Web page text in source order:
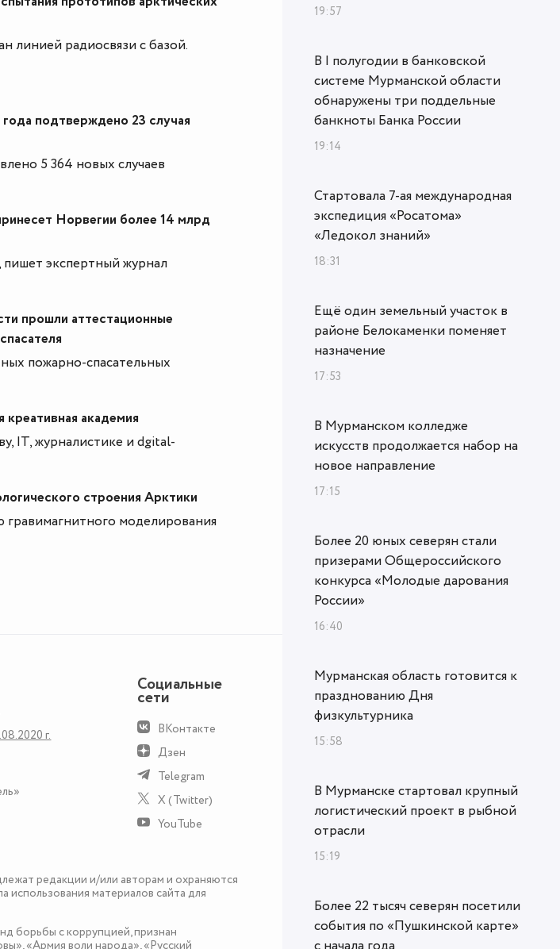
линией радиосвязи с базой.
подтверждено 23 случая
5 364 новых случаев
Норвегии более 14 млрд
экспертный журнал
прошли аттестационные
пожарно-спасательных
креативная академия
IT, журналистике и dgital-
строения Арктики
моделирования
г.
Социальные
сети
ВКонтакте
Дзен
Telegram
X (Twitter)
YouTube
редакции и/или авторам и охраняются
материалов сайта для
борьбы с коррупцией, признан
«Армия воли народа», «Русский
19:57
В I полугодии в банковской
системе Мурманской области
обнаружены три поддельные
банкноты Банка России
19:14
Стартовала 7-ая международная
экспедиция «Росатома»
«Ледокол знаний»
18:31
Ещё один земельный участок в
районе Белокаменки поменяет
назначение
17:53
В Мурманском колледже
искусств продолжается набор на
новое направление
17:15
Более 20 юных северян стали
призерами Общероссийского
конкурса «Молодые дарования
России»
16:40
Мурманская область готовится к
празднованию Дня
физкультурника
15:58
В Мурманске стартовал крупный
логистический проект в рыбной
отрасли
15:19
Более 22 тысяч северян посетили
события по «Пушкинской карте»